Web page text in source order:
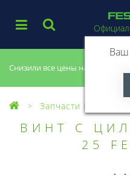
Снизили все цены на 20%, успей
Запчасти Festool
ВИНТ С
25